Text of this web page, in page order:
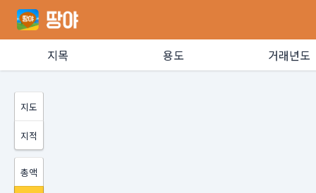
지목 용도 거래년도
지도
지적
총액